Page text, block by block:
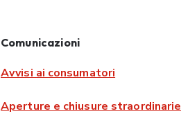
Comunicazioni
Avvisi ai consumatori
Aperture e chiusure straordinarie